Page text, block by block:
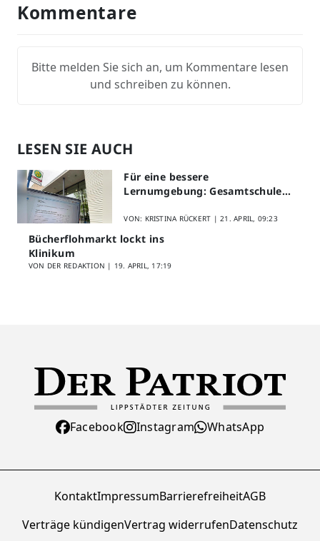
Kommentare
Bitte melden Sie sich an, um Kommentare lesen
und schreiben zu können.
LESEN SIE AUCH
Für eine bessere
Lernumgebung: Gesamtschule
Schülerfeedback
VON: KRISTINA RÜCKERT |21. APRIL, 09:23
Bücherflohmarkt lockt ins
Klinikum
VON DER REDAKTION | 19. APRIL, 17:19
Facebook Instagram WhatsApp
KontaktImpressumBarrierefreiheitAGB
Verträge kündigenVertrag widerrufenDatenschutz